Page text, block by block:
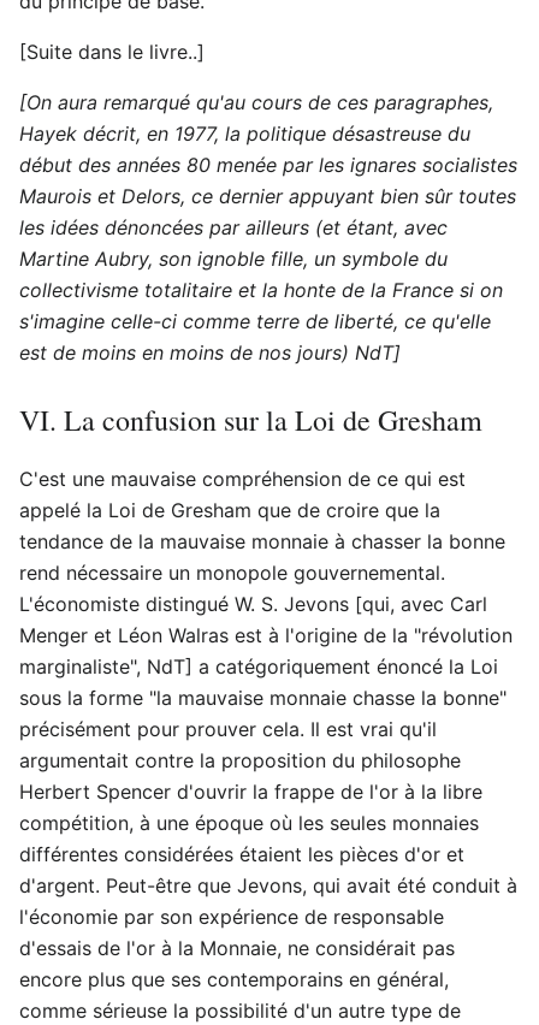
[Suite dans le livre..]
[On aura remarqué qu'au cours de ces paragraphes,
Hayek décrit, en 1977, la politique désastreuse du
début des années 80 menée par les ignares socialistes
Maurois et Delors, ce dernier appuyant bien sûr toutes
les idées dénoncées par ailleurs (et étant, avec
Martine Aubry, son ignoble fille, un symbole du
collectivisme totalitaire et la honte de la France si on
s'imagine celle-ci comme terre de liberté, ce qu'elle
est de moins en moins de nos jours) NdT]
VI. La confusion sur la Loi de Gresham
C'est une mauvaise compréhension de ce qui est
appelé la Loi de Gresham que de croire que la
tendance de la mauvaise monnaie à chasser la bonne
rend nécessaire un monopole gouvernemental.
L'économiste distingué W. S. Jevons [qui, avec Carl
Menger et Léon Walras est à l'origine de la "révolution
marginaliste", NdT] a catégoriquement énoncé la Loi
sous la forme "la mauvaise monnaie chasse la bonne"
précisément pour prouver cela. Il est vrai qu'il
argumentait contre la proposition du philosophe
Herbert Spencer d'ouvrir la frappe de l'or à la libre
compétition, à une époque où les seules monnaies
différentes considérées étaient les pièces d'or et
d'argent. Peut-être que Jevons, qui avait été conduit à
l'économie par son expérience de responsable
d'essais de l'or à la Monnaie, ne considérait pas
encore plus que ses contemporains en général,
comme sérieuse la possibilité d'un autre type de